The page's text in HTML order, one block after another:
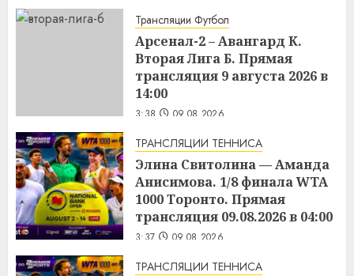
Трансляции Футбол
Арсенал-2 – Авангард К.
Вторая Лига Б. Прямая
трансляция 9 августа 2026 в
14:00
3:38 09.08.2026
ТРАНСЛЯЦИИ ТЕННИСА
Элина Свитолина — Аманда
Анисимова. 1/8 финала WTA
1000 Торонто. Прямая
трансляция 09.08.2026 в 04:00
3:37 09.08.2026
ТРАНСЛЯЦИИ ТЕННИСА